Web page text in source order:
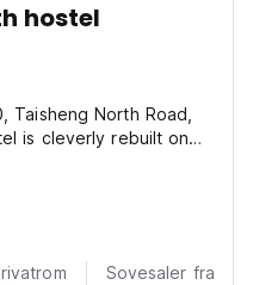
hostel
North Road,
is cleverly rebuilt on
left during the
of the international
Sovesaler fra